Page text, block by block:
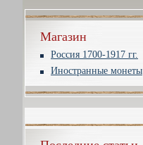
Магазин
Россия 1700-1917 гг.
Иностранные монеты